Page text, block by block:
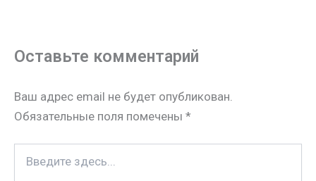
s
i
k
i
p
e
t
lр
в
и
т
Оставьте комментарий
Ваш адрес email не будет опубликован.
Обязательные поля помечены *
здесь...